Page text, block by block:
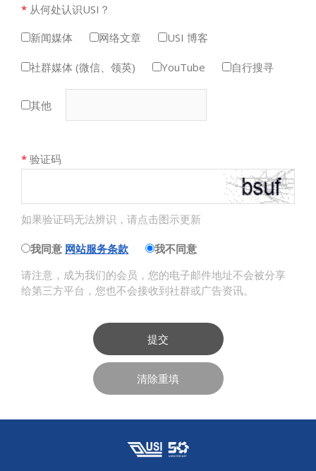
* 从何处认识USI？
新闻媒体
网络文章 USI 博客
社群媒体 (微信、领英) YouTube 自行搜寻
其他
* 验证码
如果验证码无法辨识，请点击图示更新
我同意 网站服务条款
我不同意
请注意，成为我们的会员，您的电子邮件地址不会被分享
给第三方平台，您也不会接收到社群或广告资讯。
提交
清除重填